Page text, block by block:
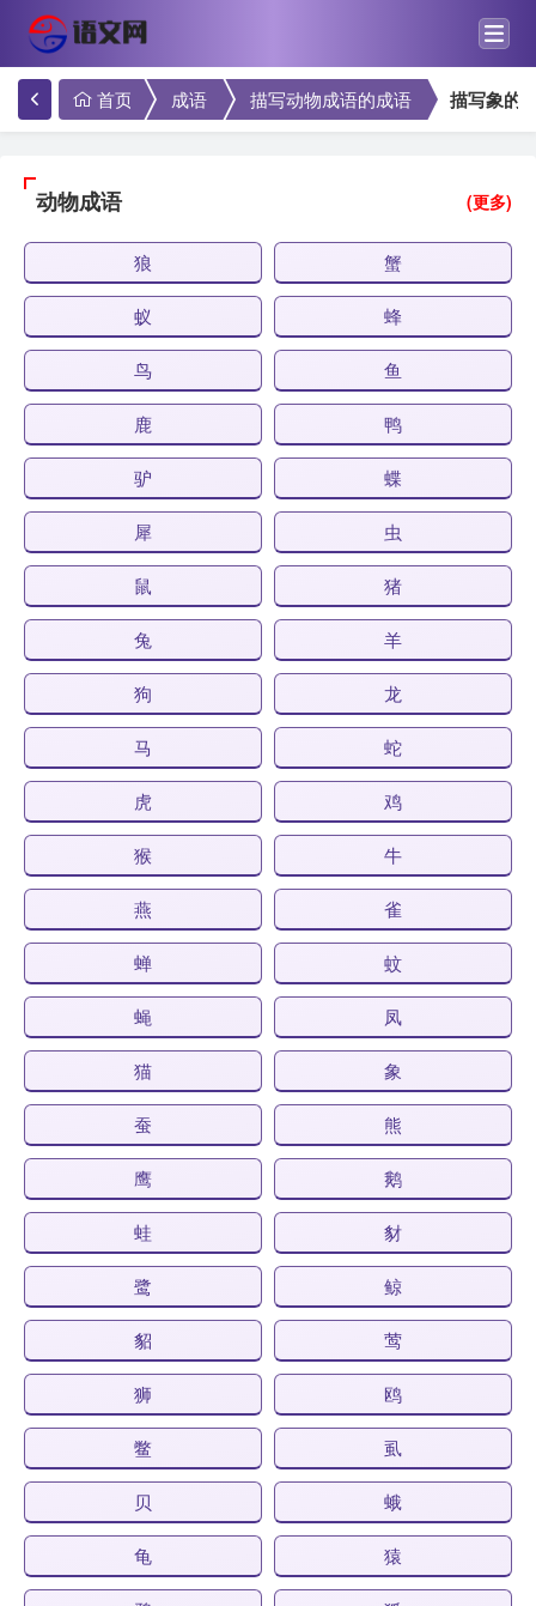
首页 成语 描写动物成语的成语 描写象的
动物成语 (更多)
狼 蟹
蚁 蜂
鸟 鱼
鹿 鸭
驴 蝶
犀 虫
鼠 猪
兔 羊
狗 龙
马 蛇
虎 鸡
猴 牛
燕 雀
蝉 蚊
蝇 凤
猫 象
蚕 熊
鹰 鹅
蛙 豺
鹭 鲸
貂 莺
狮 鸥
鳖 虱
贝 蛾
龟 猿